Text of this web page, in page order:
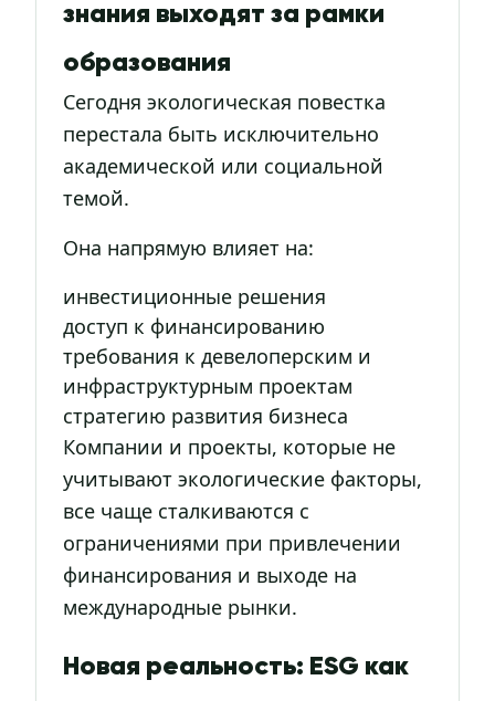
знания выходят за рамки
образования
Сегодня экологическая повестка
перестала быть исключительно
академической или социальной
темой.
Она напрямую влияет на:
инвестиционные решения
доступ к финансированию
требования к девелоперским и
инфраструктурным проектам
стратегию развития бизнеса
Компании и проекты, которые не
учитывают экологические факторы,
все чаще сталкиваются с
ограничениями при привлечении
финансирования и выходе на
международные рынки.
Новая реальность: ESG как